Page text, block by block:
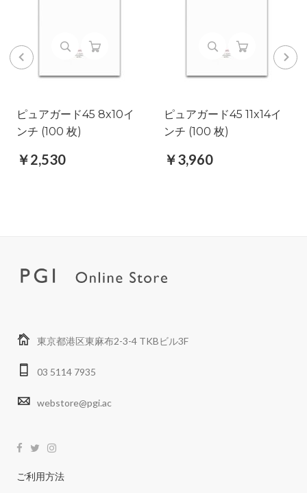
ピュアガード45 8x10イ
ンチ (100 枚)
￥2,530
ピュアガード45 11x14イ
ンチ (100 枚)
￥3,960
東京都港区東麻布2-3-4 TKBビル3F
03 5114 7935
webstore@pgi.ac
ご利用方法